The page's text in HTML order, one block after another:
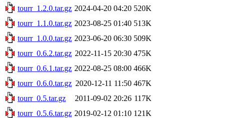
tourr_1.2.0.tar.gz 2024-04-20 04:20 520K
tourr_1.1.0.tar.gz 2023-08-25 01:40 513K
tourr_1.0.0.tar.gz 2023-06-20 06:30 509K
tourr_0.6.2.tar.gz 2022-11-15 20:30 475K
tourr_0.6.1.tar.gz 2022-08-25 08:00 466K
tourr_0.6.0.tar.gz 2020-12-11 11:50 467K
tourr_0.5.tar.gz
2011-09-02 20:26 117K
tourr_0.5.6.tar.gz 2019-02-12 01:10 121K